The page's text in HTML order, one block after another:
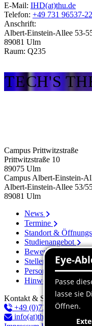
E-Mail: IHD(at)thu.de
Telefon: +49 731 96537-
Anschrift:
Albert-Einstein-Allee 53-
89081 Ulm
Raum: Q235
TECH'S
Campus Prittwitzstraße
Prittwitzstraße 10
89075 Ulm
Campus Albert-Einstein-
Albert-Einstein-Allee 53/​
89081 Ulm
News
Termine
Standort &
Studienangebot
Bewerbung
Stellenangebote
Personenverzeichnis
Hinweissystem
Kontakt & Service
+49 (0)731 96537-100
info(at)thu.de